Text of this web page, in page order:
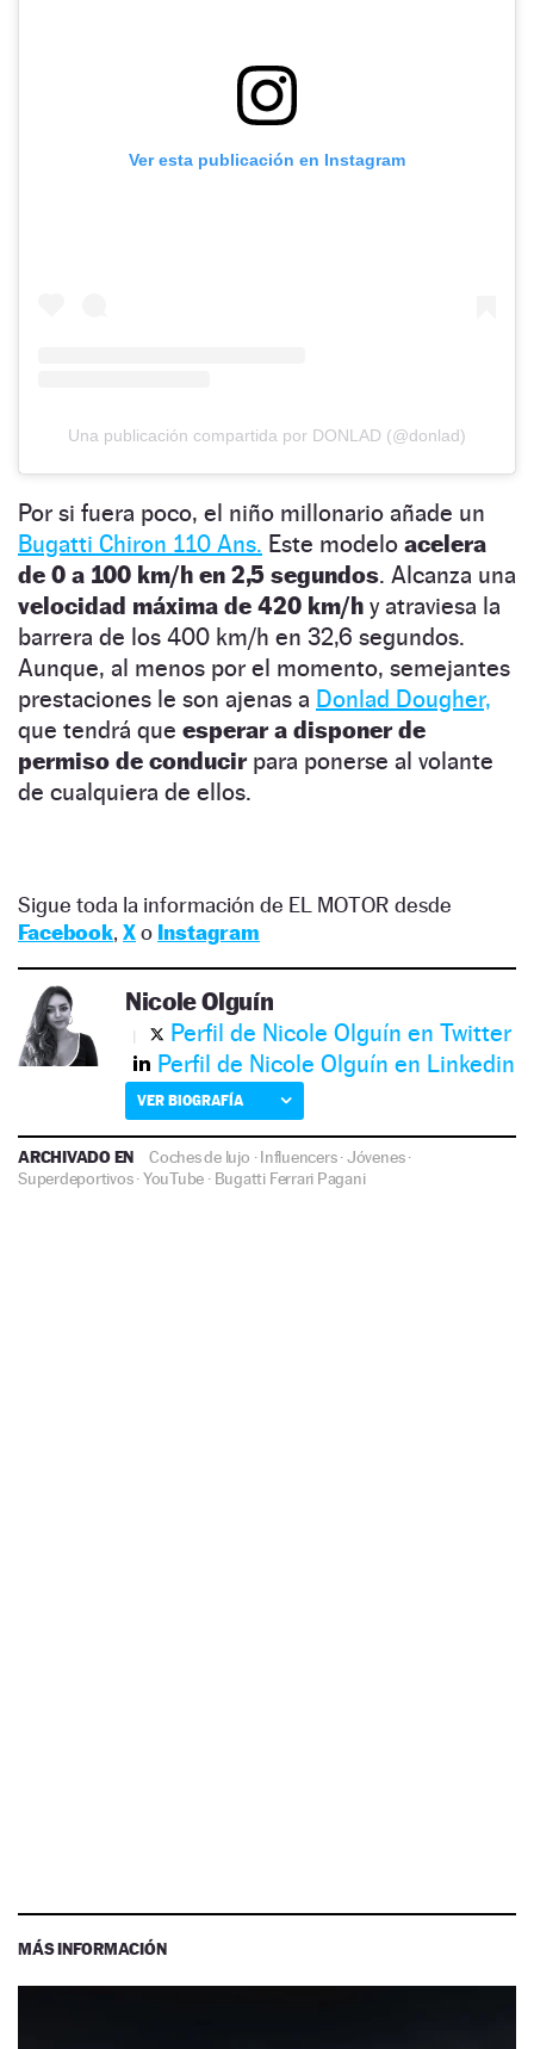
Ver esta publicación en Instagram
Una publicación compartida por DONLAD (@donlad)
Por si fuera poco, el niño millonario añade un
Bugatti Chiron 110 Ans. Este modelo acelera
de 0 a 100 km/h en 2,5 segundos. Alcanza una
velocidad máxima de 420 km/h y atraviesa la
barrera de los 400 km/h en 32,6 segundos.
Aunque, al menos por el momento, semejantes
prestaciones le son ajenas a Donlad Dougher,
que tendrá que esperar a disponer de
permiso de conducirpara ponerse al volante
de cualquiera de ellos.
Sigue toda la información de EL MOTOR desde
Facebook, Xo Instagram
Nicole Olguín
Perfil de Nicole Olguín en Twitter
Perfil de Nicole Olguín en Linkedin
VER BIOGRAFÍA
ARCHIVADO EN Coches de lujo ·Influencers·Jóvenes·
Superdeportivos·YouTube · Bugatti Ferrari Pagani
MÁS INFORMACIÓN